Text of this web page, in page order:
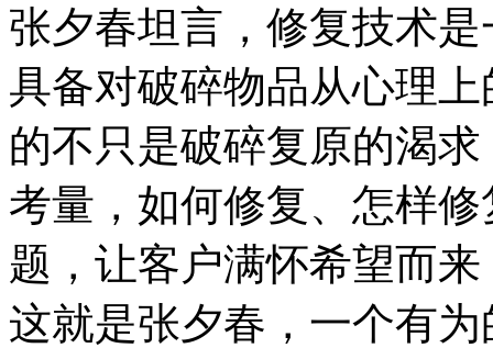
张夕春坦言，修复技术
具备对破碎物品从心理
的不只是破碎复原的渴
考量，如何修复、怎样
题，让客户满怀希望而
这就是张夕春，一个有